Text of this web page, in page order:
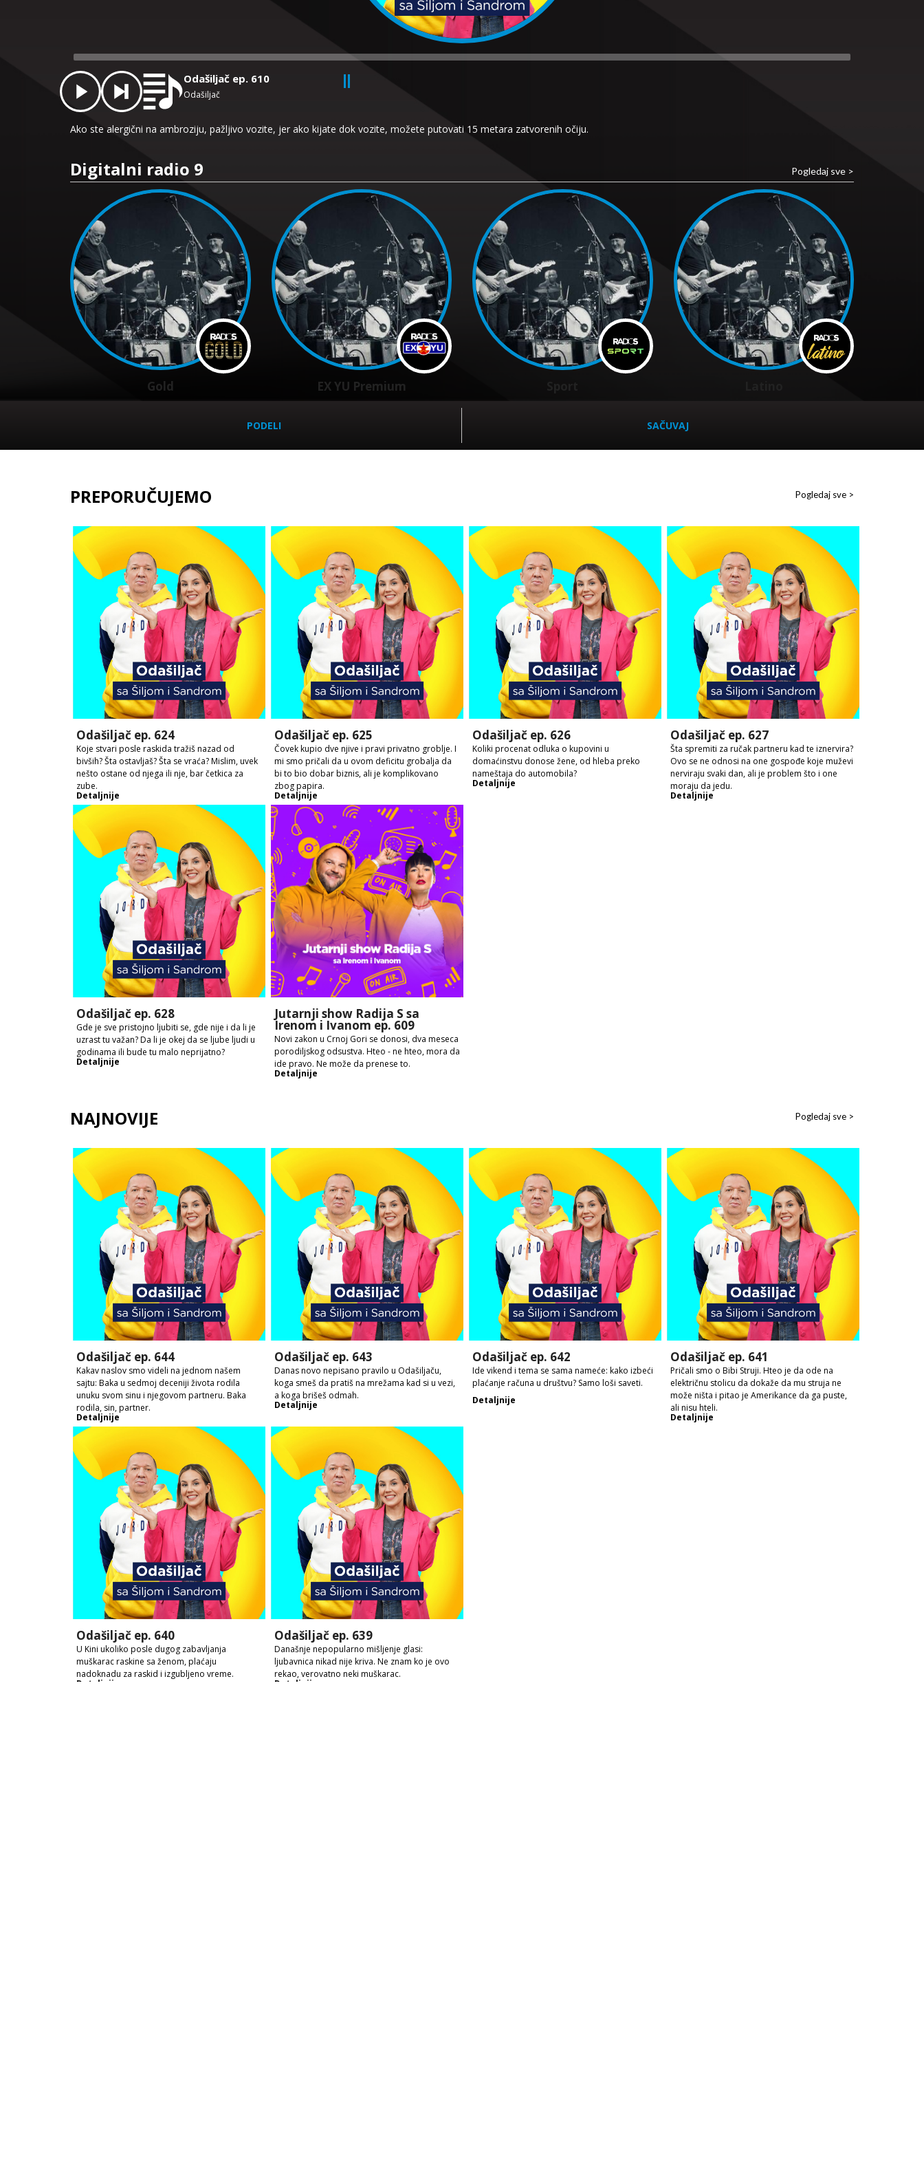
Player
Odašiljač ep. 610
Odašiljač
Ako ste alergični na ambroziju, pažljivo vozite, jer ako kijate dok vozite, možete putovati 15 metara zatvorenih očiju.
Digitalni radio 9 Pogledaj sve >
Gold EX YU Premium
PODELI SAČUVAJ
PREPORUČUJEMO Pogledaj sve >
Odašiljač ep. 624
Koje stvari posle raskida tražiš nazad od
bivših? Šta ostavljaš? Šta se vraća? Mislim, uvek
nešto ostane od njega ili nje, bar četkica za
zube.
Detaljnije
Odašiljač ep. 625
Čovek kupio dve njive i pravi privatno groblje. I
mi smo pričali da u ovom deficitu grobalja da
bi to bio dobar biznis, ali je komplikovano
zbog papira.
Detaljnije
Odašiljač ep. 626
Koliki procenat odluka o kupovini u
domaćinstvu donose žene, od hleba preko
nameštaja do automobila?
Detaljnije
Odašiljač ep. 627
Šta spremiti za ručak partneru kad te iznervira?
Ovo se ne odnosi na one gospođe koje muževi
nerviraju svaki dan, ali je problem što i one
moraju da jedu.
Detaljnije
Odašiljač ep. 628
Gde je sve pristojno ljubiti se, gde nije i da li je
uzrast tu važan? Da li je okej da se ljube ljudi u
godinama ili bude tu malo neprijatno?
Detaljnije
Jutarnji show Radija S sa
Irenom i Ivanom ep. 609
Novi zakon u Crnoj Gori se donosi, dva meseca
porodiljskog odsustva. Hteo - ne hteo, mora da
ide pravo. Ne može da prenese to.
Detaljnije
NAJNOVIJE Pogledaj sve >
Odašiljač ep. 644
Kakav naslov smo videli na jednom našem
sajtu: Baka u sedmoj deceniji života rodila
unuku svom sinu i njegovom partneru. Baka
rodila, sin, partner.
Detaljnije
Odašiljač ep. 643
Danas novo nepisano pravilo u Odašiljaču,
koga smeš da pratiš na mrežama kad si u vezi,
a koga brišeš odmah.
Detaljnije
Odašiljač ep. 642
Ide vikend i tema se sama nameće: kako izbeći
plaćanje računa u društvu? Samo loši saveti.
Detaljnije
Odašiljač ep. 641
Pričali smo o Bibi Struji. Hteo je da ode na
električnu stolicu da dokaže da mu struja ne
može ništa i pitao je Amerikance da ga puste,
ali nisu hteli.
Detaljnije
Odašiljač ep. 640
U Kini ukoliko posle dugog zabavljanja
muškarac raskine sa ženom, plaćaju
nadoknadu za raskid i izgubljeno vreme.
Detaljnije
Odašiljač ep. 639
Današnje nepopularno mišljenje glasi:
ljubavnica nikad nije kriva. Ne znam ko je ovo
rekao, verovatno neki muškarac.
Detaljnije